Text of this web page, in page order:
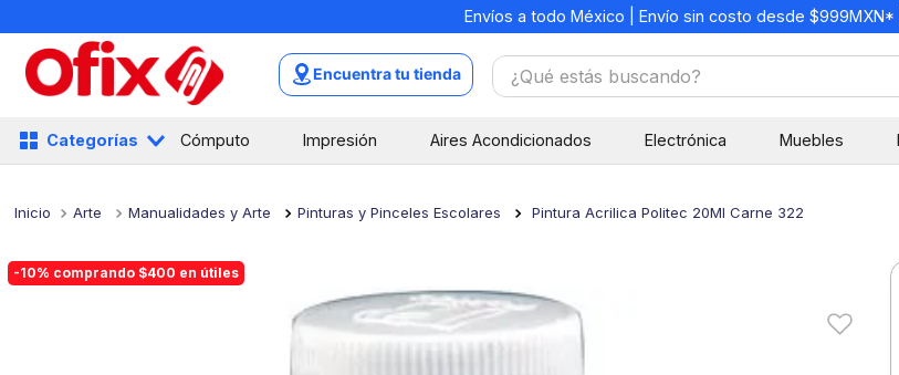
Envíos a todo México | Envío sin costo desde $999MXN*
Encuentra tu tienda ¿Qué estás buscando?
Categorías Cómputo Impresión Aires Acondicionados Electrónica Muebles
Arte Manualidades y Arte Pinturas y Pinceles Escolares Pintura Acrilica Politec 20Ml Carne 322
-10% comprando $400 en útiles
5.
colores
1.
mochilas
.
libretas
3.
cuaderno
5.
colores
7.
escritorio